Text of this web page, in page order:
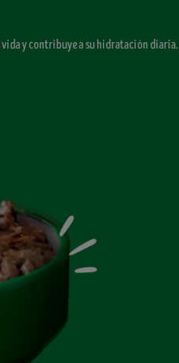
vida y contribuye a su hidratación diaria.